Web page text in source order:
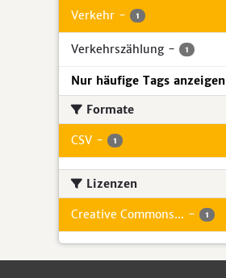
Verkehr - 1
Verkehrszählung - 1
Nur häufige Tags anzeigen
Formate
CSV - 1
Lizenzen
Creative Commons... - 1